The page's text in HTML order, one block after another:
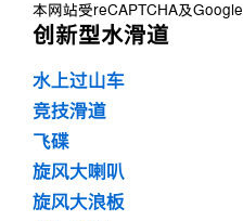
本网站受reCAPTCHA及Google
创新型水滑道
水上过山车
竞技滑道
飞碟
旋风大喇叭
旋风大浪板